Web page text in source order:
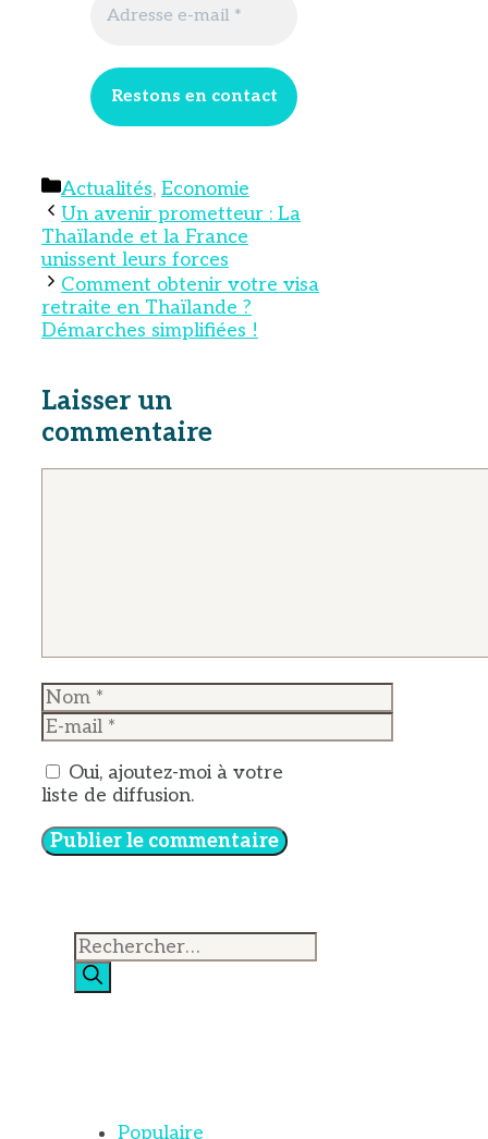
Catégories
Actualités, Economie
Un avenir prometteur : La
Thaïlande et la France
unissent leurs forces
Comment obtenir votre visa
retraite en Thaïlande ?
Démarches simplifiées !
Laisser un
commentaire
Nom
E-
mail
Oui, ajoutez-moi à votre
liste de diffusion.
Rechercher :
Populaire